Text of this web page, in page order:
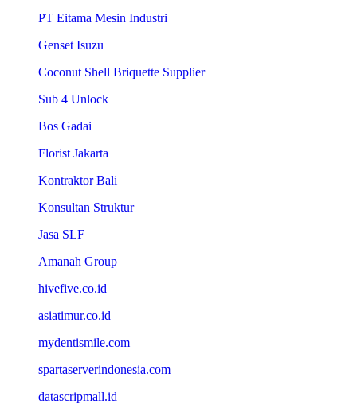
PT Eitama Mesin Industri
Genset Isuzu
Coconut Shell Briquette Supplier
Sub 4 Unlock
Bos Gadai
Florist Jakarta
Kontraktor Bali
Konsultan Struktur
Jasa SLF
Amanah Group
hivefive.co.id
asiatimur.co.id
mydentismile.com
spartaserverindonesia.com
datascripmall.id